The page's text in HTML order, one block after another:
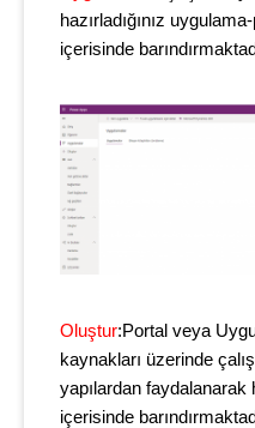
hazırladığınız
içerisinde
Oluştur:Portal veya
kaynakları üzerinde
yapılardan faydalanarak
içerisinde